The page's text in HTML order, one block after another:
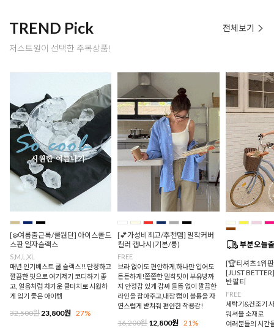
TREND Pick
저스트원이 선택한 주목상품!
전체보기
[❄️여름출근룩/쿨원단] 아이스콜드
스판 일자슬랙스
S,M,L,XL
매년 인기베스트 쿨 슬랙스!! 단정하고
깔끔한 핏으로 여기저기 코디하기 좋
고, 얼음처럼 차가운 쿨터치로 시원하
게 입기 좋은 아이템
32,500원 23,800원 27%
[💕가성비최고/추천템] 밀착커버
컬러 캡나시(기본/롱)
FREE
브라 없이도 편안하게,하나만 입어도
든든하게!쫀쫀한 밀착핏이 부유방까
지 안정감 있게 감싸 들뜸 없이 깔끔한
라인을 잡아주고,내장 캡이 볼륨을 자
연스럽게 받쳐줘 편안한 착용감!
16,200원12,800원 21%
[🏆티셔츠1위
[JUST
반팔티
FREE
세탁기&건조기
워셔블 소재로
여러분들의 시간